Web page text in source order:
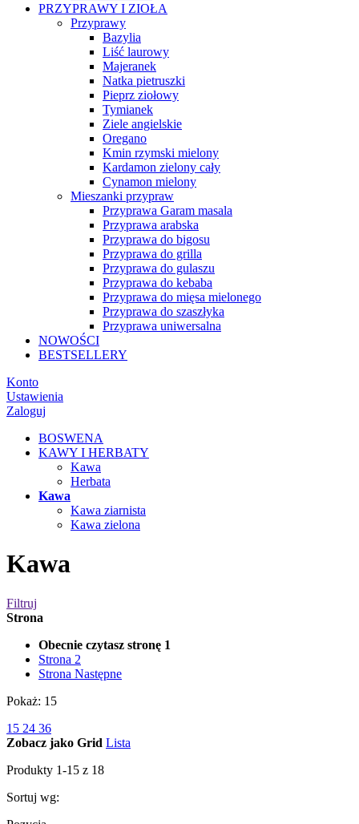
PRZYPRAWY I ZIOŁA
Przyprawy
Bazylia
Liść laurowy
Majeranek
Natka pietruszki
Pieprz ziołowy
Tymianek
Ziele angielskie
Oregano
Kmin rzymski mielony
Kardamon zielony cały
Cynamon mielony
Mieszanki przypraw
Przyprawa Garam masala
Przyprawa arabska
Przyprawa do bigosu
Przyprawa do grilla
Przyprawa do gulaszu
Przyprawa do kebaba
Przyprawa do mięsa mielonego
Przyprawa do szaszłyka
Przyprawa uniwersalna
NOWOŚCI
BESTSELLERY
Konto
Ustawienia
Zaloguj
BOSWENA
KAWY I HERBATY
Kawa
Herbata
Kawa
Kawa ziarnista
Kawa zielona
Kawa
Filtruj
Strona
Obecnie czytasz stronę 1
Strona 2
Strona Następne
Pokaż: 15
15 24 36
Zobacz jako Grid Lista
Produkty 1-15 z 18
Sortuj wg: